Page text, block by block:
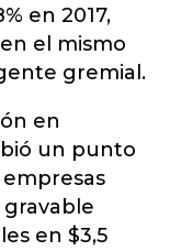
en 2017,
el mismo
gremial.
en
un punto
en $3,5